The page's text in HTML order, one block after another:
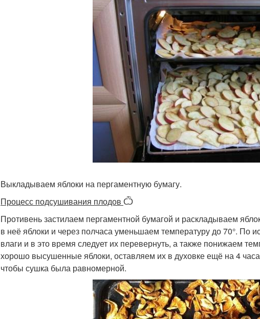
Выкладываем яблоки на пергаментную бумагу.
Процесс подсушивания плодов Ѽ
Противень застилаем пергаментной бумагой и раскладываем
в неё яблоки и через полчаса уменьшаем температуру до 70°. По
влаги и в это время следует их перевернуть, а также понижаем
хорошо высушенные яблоки, оставляем их в духовке ещё на 4
чтобы сушка была равномерной.